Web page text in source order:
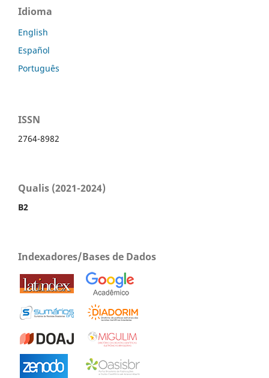
Idioma
English
Español
Português
ISSN
2764-8982
Qualis (2021-2024)
B2
Indexadores/Bases de Dados